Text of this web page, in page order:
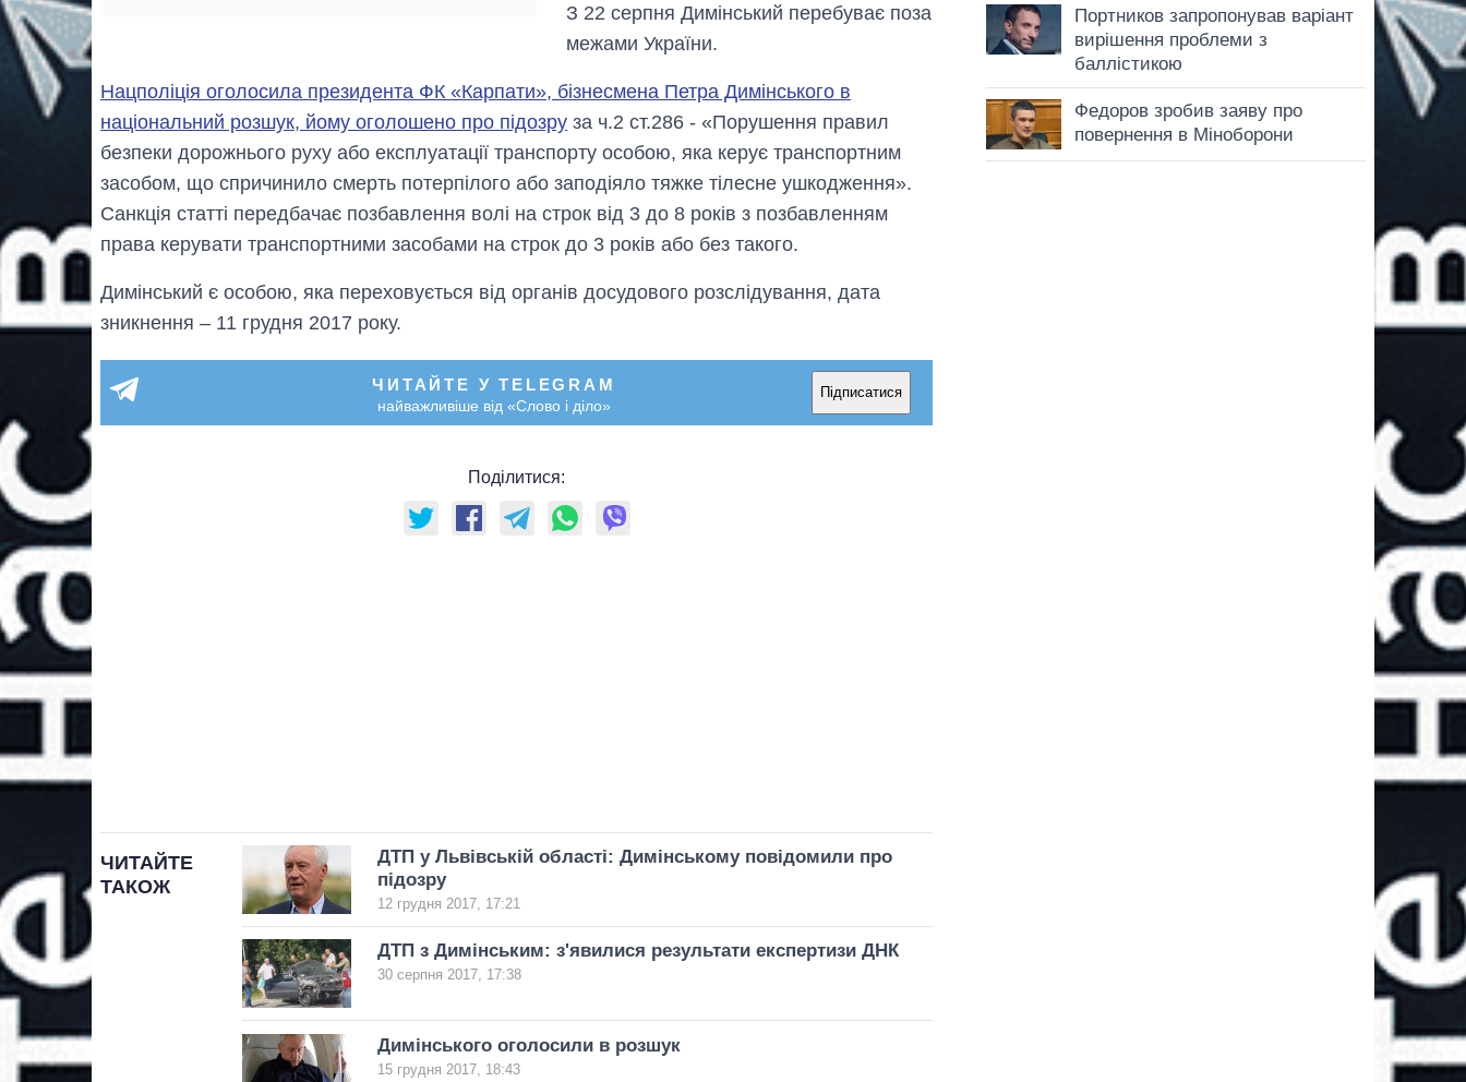
З 22 серпня Димінський перебуває поза
межами України.
Нацполіція оголосила президента ФК «Карпати», бізнесмена Петра Димінського в
національний розшук, йому оголошено про підозру за ч.2 ст.286 - «Порушення правил
безпеки дорожнього руху або експлуатації транспорту особою, яка керує транспортним
засобом, що спричинило смерть потерпілого або заподіяло тяжке тілесне ушкодження».
Санкція статті передбачає позбавлення волі на строк від 3 до 8 років з позбавленням
права керувати транспортними засобами на строк до 3 років або без такого.
Димінський є особою, яка переховується від органів досудового розслідування, дата
зникнення – 11 грудня 2017 року.
ЧИТАЙТЕ У TELEGRAM
найважливіше від «Слово і діло»
Підписатися
Поділитися:
ЧИТАЙТЕ
ТАКОЖ
ДТП у Львівській області: Димінському повідомили про
підозру
12 грудня 2017, 17:21
ДТП з Димінським: з'явилися результати експертизи ДНК
30 серпня 2017, 17:38
Димінського оголосили в розшук
15 грудня 2017, 18:43